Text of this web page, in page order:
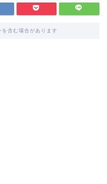
含む場合があります